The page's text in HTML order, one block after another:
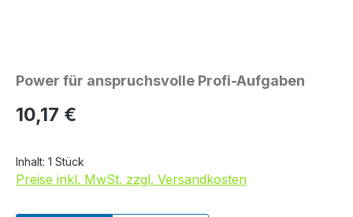
Power für anspruchsvolle Profi-Aufgaben
Regulärer Preis:
10,17 €
Inhalt: 1 Stück
Preise inkl. MwSt. zzgl. Versandkosten